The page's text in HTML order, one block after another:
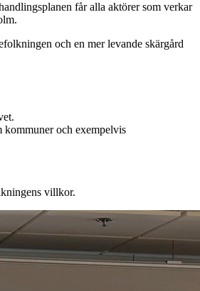
får alla aktörer som verkar
och en mer levande skärgård
kommuner och exempelvis
villkor.